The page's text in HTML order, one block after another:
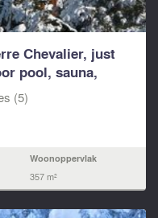
Chevalier, just
pool, sauna,
(5)
Woonoppervlak
357 m²